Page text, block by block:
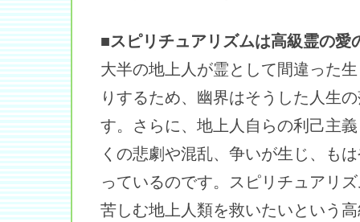
■スピリチュアリズムは高級霊の愛
大半の地上人が霊として間違った
りするため、幽界はそうした人生
す。さらに、地上人自らの利己主
くの悲劇や混乱、争いが生じ、も
っているのです。スピリチュアリ
苦しむ地上人類を救いたいという